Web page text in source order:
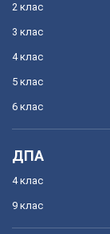
2 клас
3 клас
4 клас
5 клас
6 клас
ДПА
4 клас
9 клас